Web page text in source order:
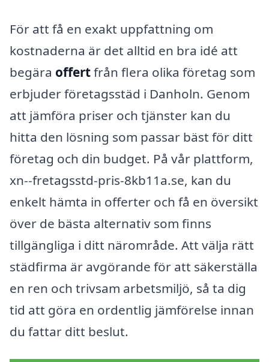
För att få en exakt uppfattning om
kostnaderna är det alltid en bra idé att
begära offertfrån flera olika företag som
erbjuder företagsstäd i Danholn. Genom
att jämföra priser och tjänster kan du
hitta den lösning som passar bäst för ditt
företag och din budget. På vår plattform,
xn--fretagsstd-pris-8kb11a.se, kan du
enkelt hämta in offerter och få en översikt
över de bästa alternativ som finns
tillgängliga i ditt närområde. Att välja rätt
städfirma är avgörande för att säkerställa
en ren och trivsam arbetsmiljö, så ta dig
tid att göra en ordentlig jämförelse innan
du fattar ditt beslut.